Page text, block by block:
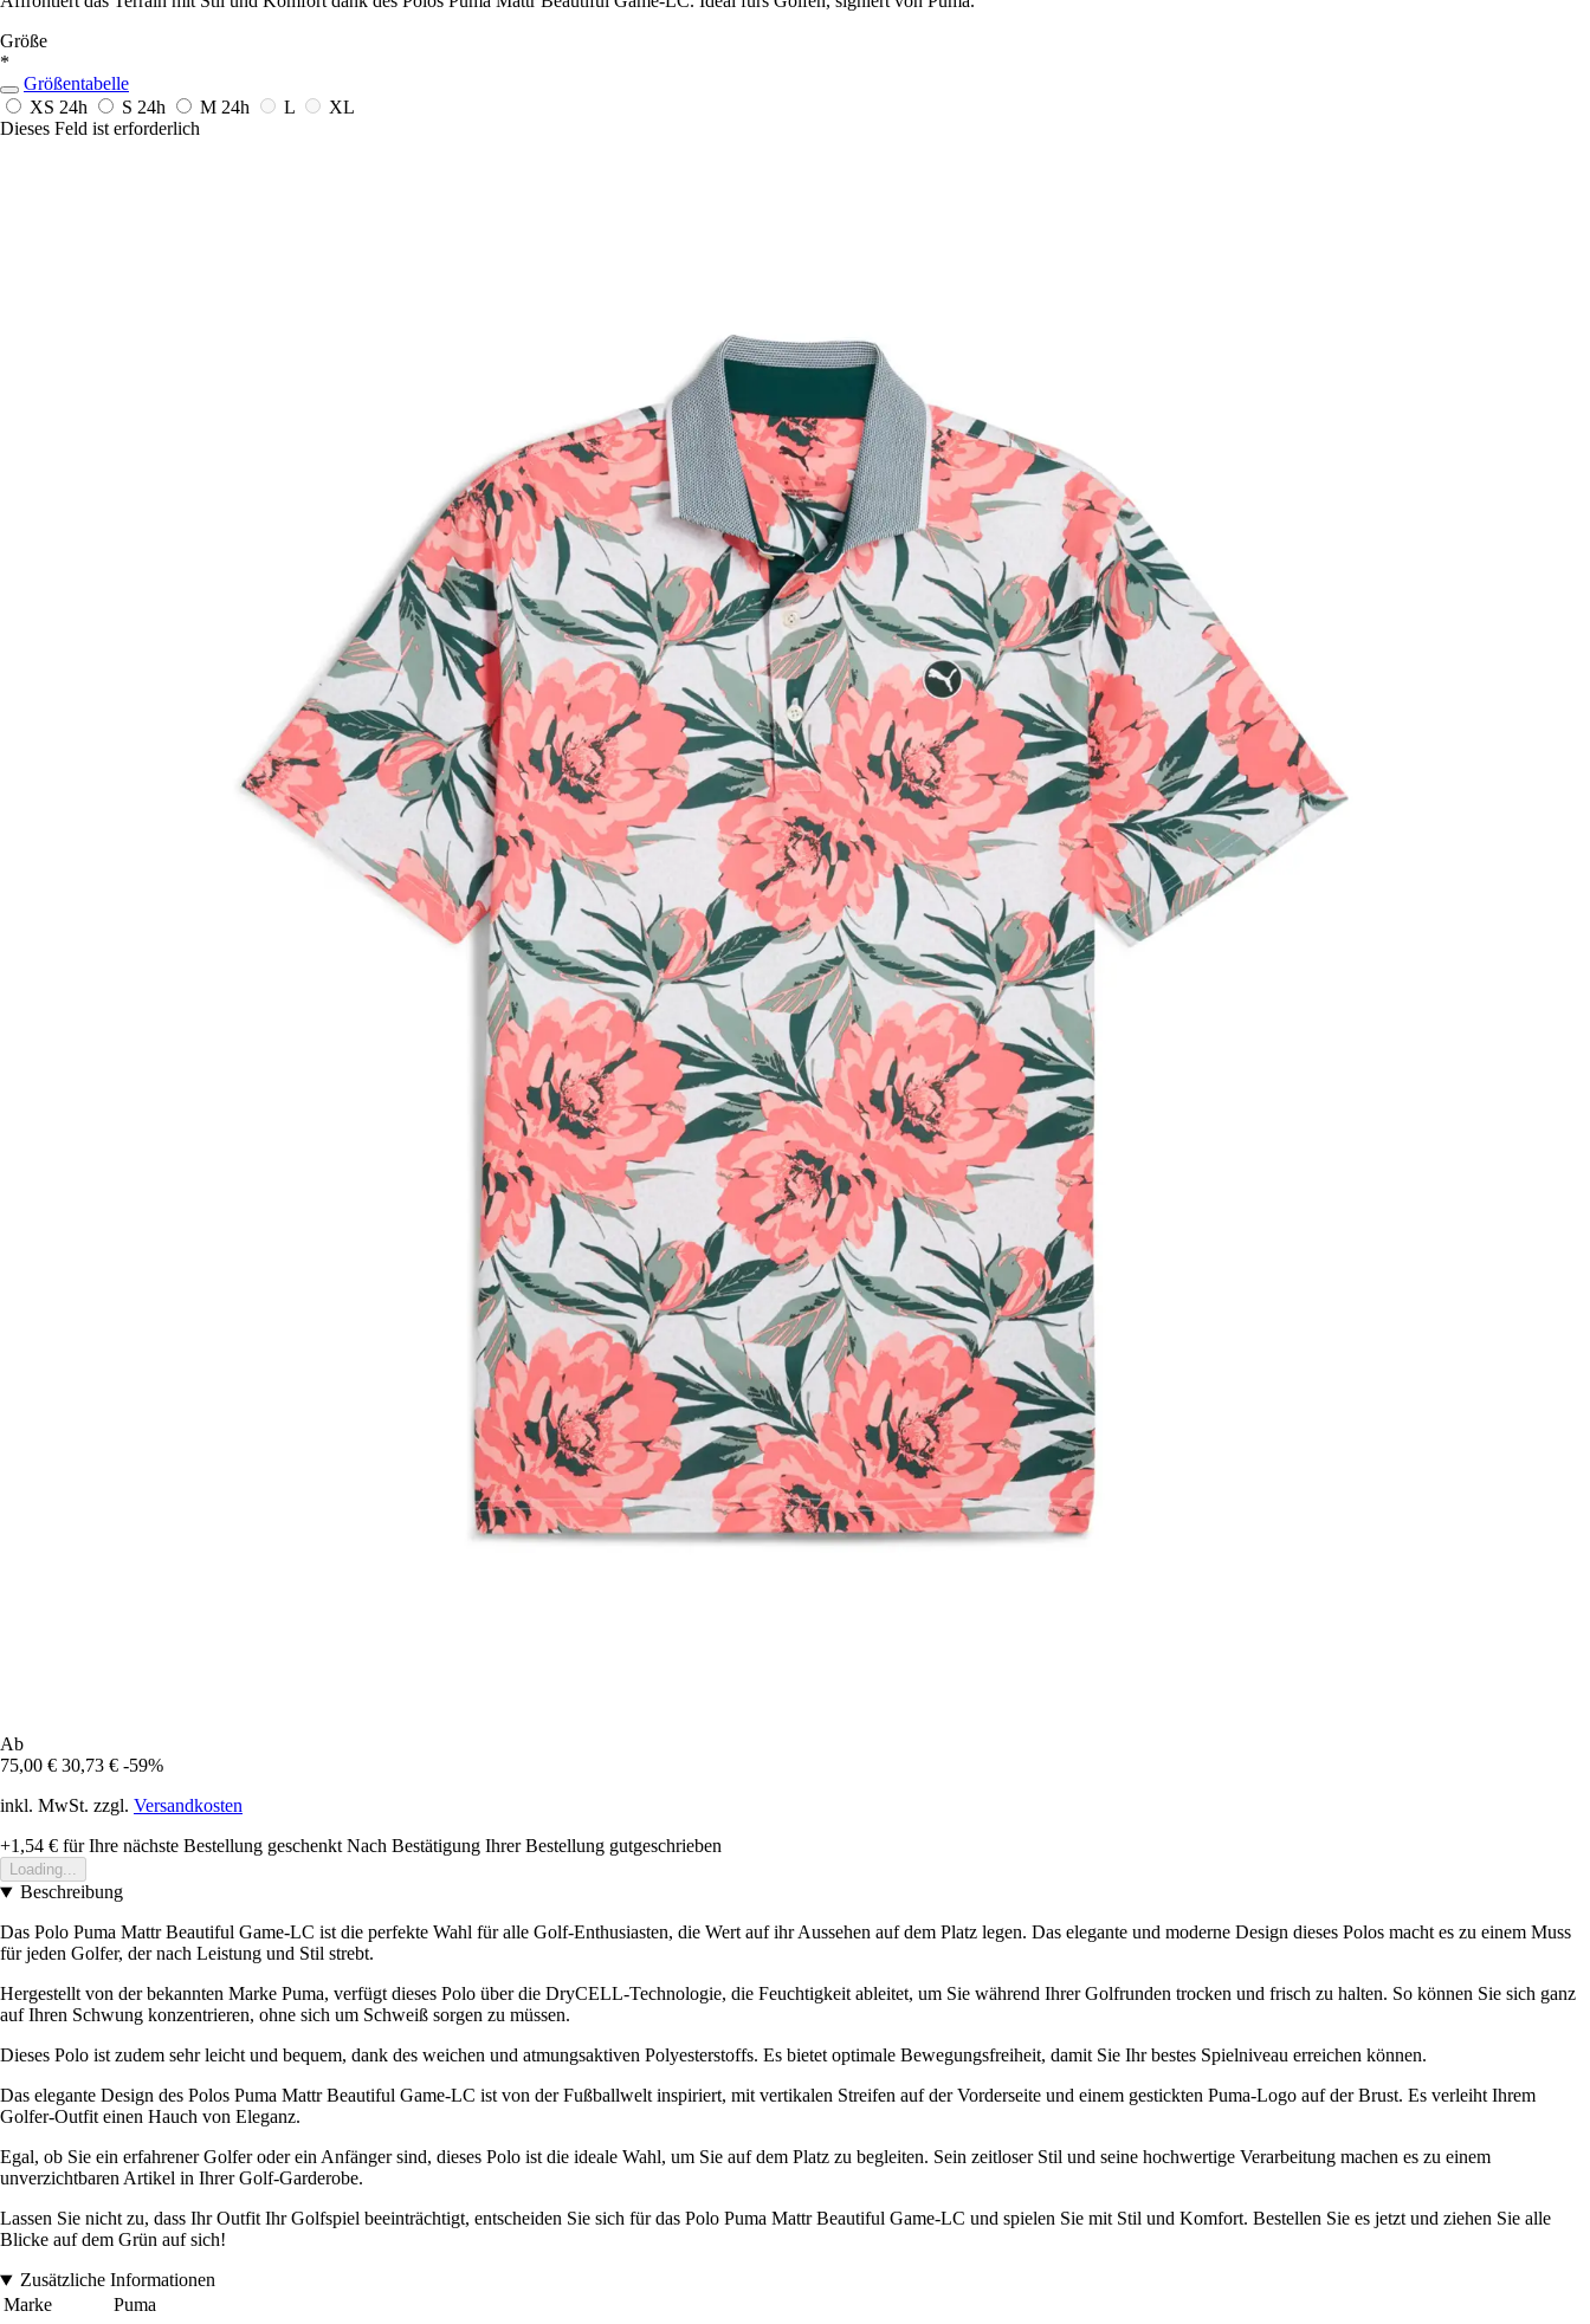
Größe
*
Größentabelle
XS 24h S 24h M 24h L
XL
Dieses Feld ist erforderlich
Ab
75,00 € 30,73 € -59%
inkl. MwSt. zzgl. Versandkosten
+1,54 € für Ihre nächste Bestellung geschenkt Nach Bestätigung Ihrer Bestellung gutgeschrieben
Loading...
Beschreibung
Das Polo Puma Mattr Beautiful Game-LC ist die perfekte Wahl für alle Golf-Enthusiasten, die Wert auf ihr Aussehen auf dem Platz legen. Das elegante und moderne Design dieses Polos macht es zu einem Muss
für jeden Golfer, der nach Leistung und Stil strebt.
Hergestellt von der bekannten Marke Puma, verfügt dieses Polo über die DryCELL-Technologie, die Feuchtigkeit ableitet, um Sie während Ihrer Golfrunden trocken und frisch zu halten. So können Sie sich ganz
auf Ihren Schwung konzentrieren, ohne sich um Schweiß sorgen zu müssen.
Dieses Polo ist zudem sehr leicht und bequem, dank des weichen und atmungsaktiven Polyesterstoffs. Es bietet optimale Bewegungsfreiheit, damit Sie Ihr bestes Spielniveau erreichen können.
Das elegante Design des Polos Puma Mattr Beautiful Game-LC ist von der Fußballwelt inspiriert, mit vertikalen Streifen auf der Vorderseite und einem gestickten Puma-Logo auf der Brust. Es verleiht Ihrem
Golfer-Outfit einen Hauch von Eleganz.
Egal, ob Sie ein erfahrener Golfer oder ein Anfänger sind, dieses Polo ist die ideale Wahl, um Sie auf dem Platz zu begleiten. Sein zeitloser Stil und seine hochwertige Verarbeitung machen es zu einem
unverzichtbaren Artikel in Ihrer Golf-Garderobe.
Lassen Sie nicht zu, dass Ihr Outfit Ihr Golfspiel beeinträchtigt, entscheiden Sie sich für das Polo Puma Mattr Beautiful Game-LC und spielen Sie mit Stil und Komfort. Bestellen Sie es jetzt und ziehen Sie alle
Blicke auf dem Grün auf sich!
Zusätzliche Informationen
Marke
Puma